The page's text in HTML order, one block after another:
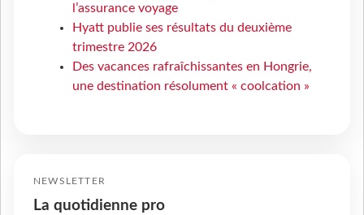
l’assurance voyage
Hyatt publie ses résultats du deuxième
trimestre 2026
Des vacances rafraîchissantes en Hongrie,
une destination résolument « coolcation »
NEWSLETTER
La quotidienne pro